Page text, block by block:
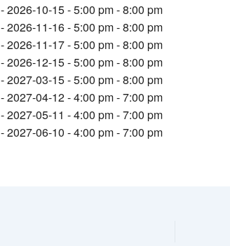
- 2026-10-15 - 5:00 pm - 8:00 pm
- 2026-11-16 - 5:00 pm - 8:00 pm
- 2026-11-17 - 5:00 pm - 8:00 pm
- 2026-12-15 - 5:00 pm - 8:00 pm
- 2027-03-15 - 5:00 pm - 8:00 pm
- 2027-04-12 - 4:00 pm - 7:00 pm
- 2027-05-11 - 4:00 pm - 7:00 pm
- 2027-06-10 - 4:00 pm - 7:00 pm